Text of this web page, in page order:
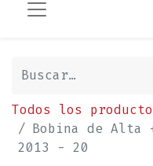
Todos los
Bobina de Alta
2013 - 20